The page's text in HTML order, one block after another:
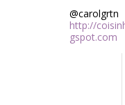
@carolgrtn
http://
gspot.com